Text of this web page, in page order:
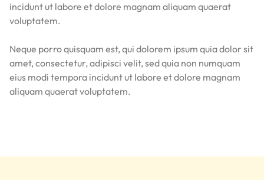
incidunt ut labore et dolore magnam aliquam quaerat
voluptatem.
Neque porro quisquam est, qui dolorem ipsum quia dolor sit
amet, consectetur, adipisci velit, sed quia non numquam
eius modi tempora incidunt ut labore et dolore magnam
aliquam quaerat voluptatem.